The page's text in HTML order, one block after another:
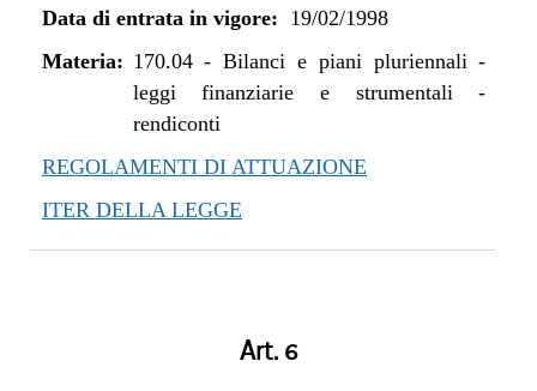
Data di entrata in vigore: 19/02/1998
Materia: 170.04-Bilanci e piani pluriennali -
leggi finanziarie e strumentali -
rendiconti
REGOLAMENTI DI ATTUAZIONE
ITER DELLA LEGGE
Art. 6